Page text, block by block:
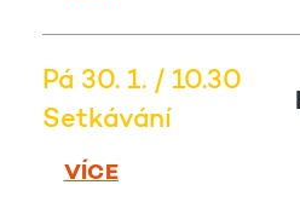
Pá 30. 1. / 10.30
Setkávání
VÍCE